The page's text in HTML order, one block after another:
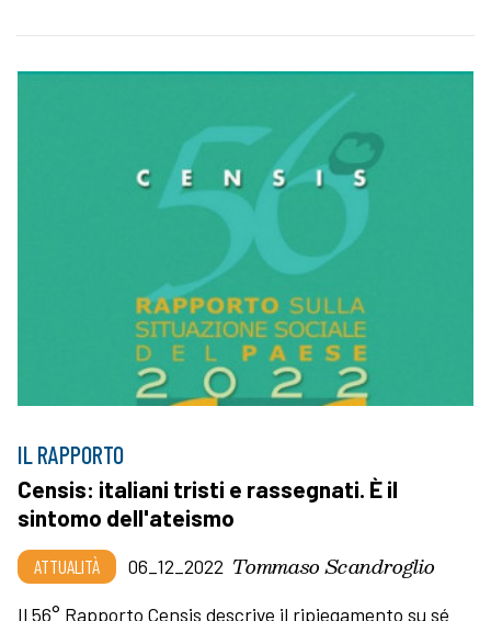
IL RAPPORTO
Censis: italiani tristi e rassegnati. È il
sintomo dell'ateismo
ATTUALITÀ 06_12_2022 Tommaso Scandroglio
Il 56° Rapporto Censis descrive il ripiegamento su sé